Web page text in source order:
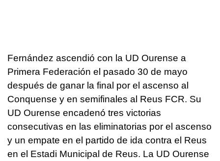
Fernández ascendió con la UD Ourense a
Primera Federación el pasado 30 de mayo
después de ganar la final por el ascenso al
Conquense y en semifinales al Reus FCR. Su
UD Ourense encadenó tres victorias
consecutivas en las eliminatorias por el ascenso
y un empate en el partido de ida contra el Reus
en el Estadi Municipal de Reus. La UD Ourense